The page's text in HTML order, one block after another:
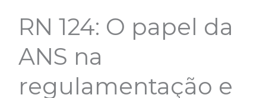
RN 124: O papel da
ANS na
regulamentação e